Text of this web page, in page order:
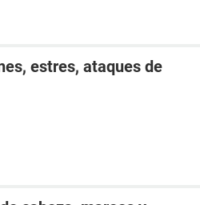
estres, ataques de